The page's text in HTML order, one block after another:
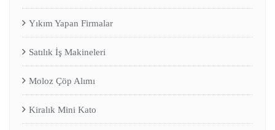
Yıkım Yapan Firmalar
Satılık İş Makineleri
Moloz Çöp Alımı
Kiralık Mini Kato